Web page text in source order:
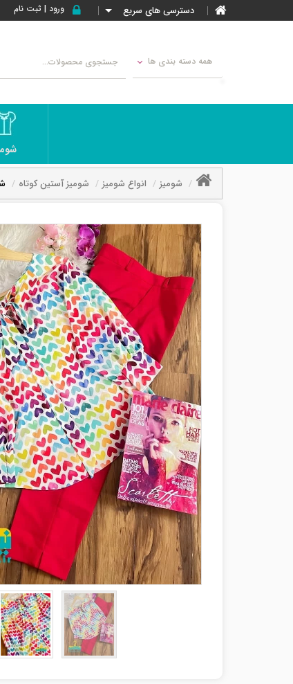
دسترسی های سریع ورود | ثبت نام
همه دسته بندی ها
شومیز انواع شومیز شومیز آستین کوتاه